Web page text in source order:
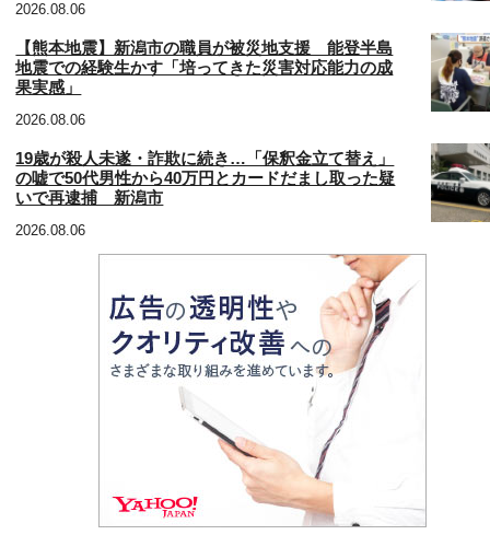
2026.08.06
【熊本地震】新潟市の職員が被災地支援 能登半島
地震での経験生かす「培ってきた災害対応能力の成
果実感」
2026.08.06
19歳が殺人未遂・詐欺に続き…「保釈金立て替え」
の嘘で50代男性から40万円とカードだまし取った疑
いで再逮捕 新潟市
2026.08.06